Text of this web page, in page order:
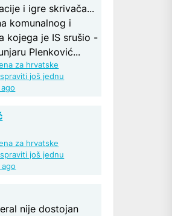
i igre skrivača...
komunalnog i
kojega je IS srušio -
Plenković...
za hrvatske
još jednu
za hrvatske
još jednu
nije dostojan